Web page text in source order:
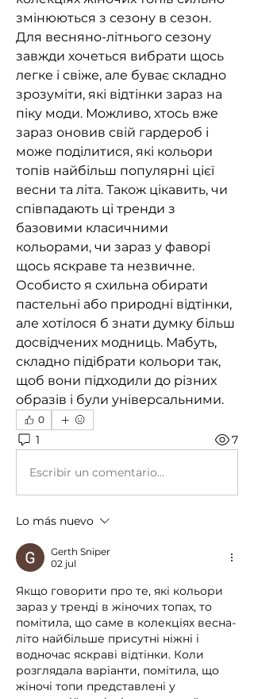
змінюються з сезону в сезон.
Для весняно-літнього сезону
завжди хочеться вибрати щось
легке і свіже, але буває складно
зрозуміти, які відтінки зараз на
піку моди. Можливо, хтось вже
зараз оновив свій гардероб і
може поділитися, які кольори
топів найбільш популярні цієї
весни та літа. Також цікавить, чи
співпадають ці тренди з
базовими класичними
кольорами, чи зараз у фаворі
щось яскраве та незвичне.
Особисто я схильна обирати
пастельні або природні відтінки,
але хотілося б знати думку більш
досвідчених модниць. Мабуть,
складно підібрати кольори так,
щоб вони підходили до різних
образів і були універсальними.
0
1 7
Escribir un comentario...
Lo más nuevo
Gerth Sniper
02 jul
Якщо говорити про те, які кольори
зараз у тренді в жіночих топах, то
помітила, що саме в колекціях весна-
літо найбільше присутні ніжні і
водночас яскраві відтінки. Коли
розглядала варіанти, помітила, що
жіночі топи представлені у